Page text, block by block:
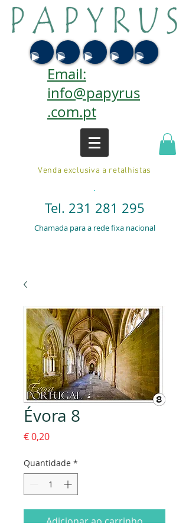
Email:
info@papyrus
.com.pt
Venda exclusiva a retalhistas
.
Tel. 231 281 295
Chamada para a rede fixa nacional
Évora 8
€ 0,20Preço
Quantidade *
Adicionar ao carrinho